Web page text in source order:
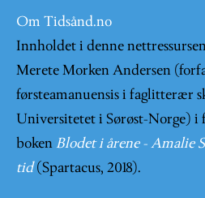
Om Tidsånd.no
Innholdet i denne
Merete Morken Andersen
førsteamanuensis i faglitterær
Universitetet i Sørøst-Norge) i
boken Blodet i årene - Amalie
tid (Spartacus, 2018).